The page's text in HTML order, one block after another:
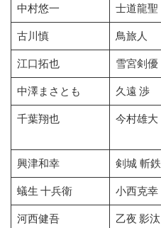
中村悠一 士道龍聖
古川慎 鳥旅人
江口拓也 雪宮剣優
中澤まさとも 久遠 渉
千葉翔也 今村雄大
興津和幸 剣城 斬鉄
蟻生 十兵衛 小西克幸
河西健吾 乙夜 影汰